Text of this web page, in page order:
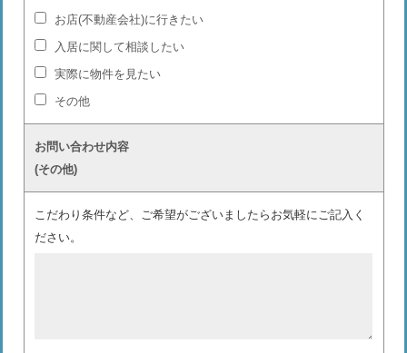
お店(不動産会社)に行きたい
入居に関して相談したい
実際に物件を見たい
その他
お問い合わせ内容
(その他)
こだわり条件など、ご希望がございましたらお気軽にご記入く
ださい。